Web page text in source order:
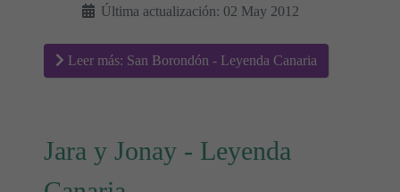
Última actualización: 02 May 2012
Leer más: San Borondón - Leyenda Canaria
Jara y Jonay - Leyenda